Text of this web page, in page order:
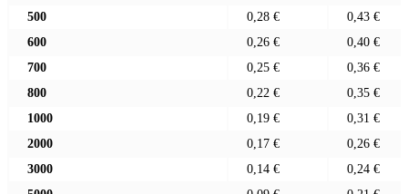
500
0,28 €
0,43 €
600
0,26 €
0,40 €
700
0,25 €
0,36 €
800
0,22 €
0,35 €
1000
0,19 €
0,31 €
2000
0,17 €
0,26 €
3000
0,14 €
0,24 €